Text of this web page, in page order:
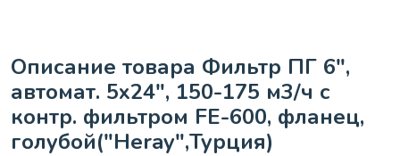
Описание товара Фильтр ПГ 6",
автомат. 5х24", 150-175 м3/ч с
контр. фильтром FE-600, фланец,
голубой("Heray",Турция)